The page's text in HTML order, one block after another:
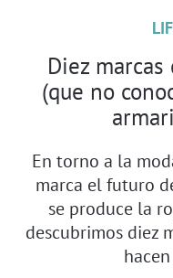
Diez
(que no
En torno a la
marca el futuro
se produce la
descubrimos diez